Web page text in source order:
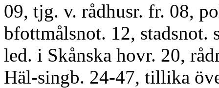
09, tjg. v. rådhusr. fr. 08,
bfottmålsnot. 12, stadsnot.
led. i Skånska hovr. 20,
Häl-singb. 24-47, tillika